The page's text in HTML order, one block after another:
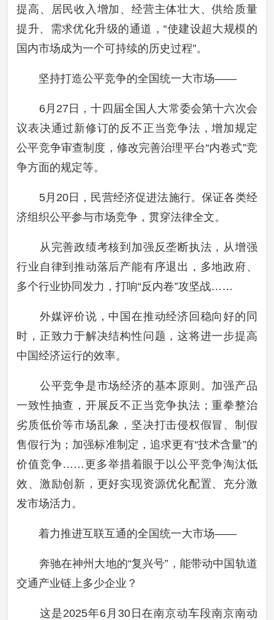
提高、居民收入增加、经营主体壮大、供给质量
提升、需求优化升级的通道，“使建设超大规模的
国内市场成为一个可持续的历史过程”。
坚持打造公平竞争的全国统一大市场——
6月27日，十四届全国人大常委会第十六次会
议表决通过新修订的反不正当竞争法，增加规定
公平竞争审查制度，修改完善治理平台“内卷式”竞
争方面的规定等。
5月20日，民营经济促进法施行。保证各类经
济组织公平参与市场竞争，贯穿法律全文。
从完善政绩考核到加强反垄断执法，从增强
行业自律到推动落后产能有序退出，多地政府、
多个行业协同发力，打响“反内卷”攻坚战……
外媒评价说，中国在推动经济回稳向好的同
时，正致力于解决结构性问题，这将进一步提高
中国经济运行的效率。
公平竞争是市场经济的基本原则。加强产品
一致性抽查，开展反不正当竞争执法；重拳整治
劣质低价等市场乱象，坚决打击侵权假冒、制假
售假行为；加强标准制定，追求更有“技术含量”的
价值竞争……更多举措着眼于以公平竞争淘汰低
效、激励创新，更好实现资源优化配置、充分激
发市场活力。
着力推进互联互通的全国统一大市场——
奔驰在神州大地的“复兴号”，能带动中国轨道
交通产业链上多少企业？
这是2025年6月30日在南京动车段南京南动